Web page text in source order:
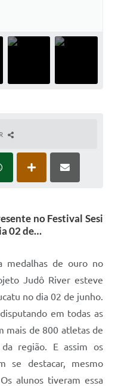
no Festival Sesi
02 de…
medalhas de ouro no
Judô River esteve
no dia 02 de junho.
em todas as
mais de 800 atletas de
região. E assim os
se destacar, mesmo
alunos tiveram essa